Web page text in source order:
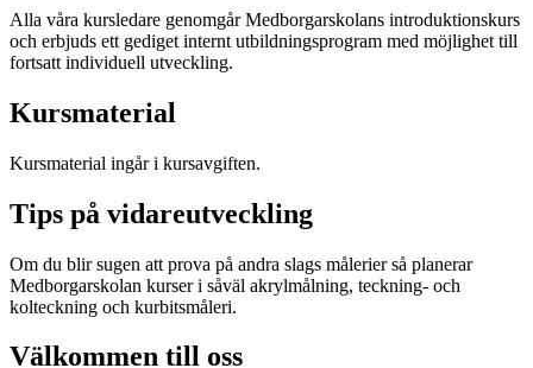
Alla våra kursledare genomgår Medborgarskolans introduktionskurs
och erbjuds ett gediget internt utbildningsprogram med möjlighet till
fortsatt individuell utveckling.
Kursmaterial
Kursmaterial ingår i kursavgiften.
Tips på vidareutveckling
Om du blir sugen att prova på andra slags målerier så planerar
Medborgarskolan kurser i såväl akrylmålning, teckning- och
kolteckning och kurbitsmåleri.
Välkommen till oss